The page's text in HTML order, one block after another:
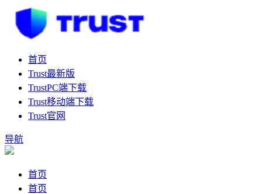
首页
Trust最新版
TrustPC端下载
Trust移动端下载
Trust官网
导航
首页
首页